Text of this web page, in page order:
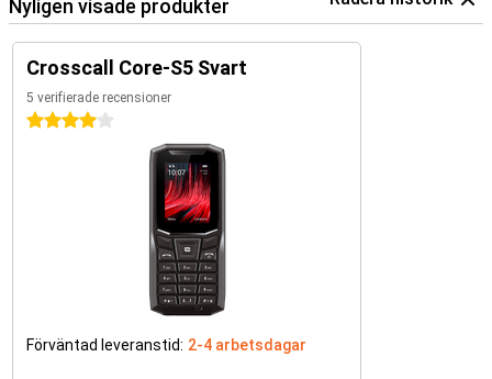
Nyligen visade produkter
Crosscall Core-S5 Svart
5 verifierade recensioner
4 stjärnor
Förväntad leveranstid: 2-4 arbetsdagar